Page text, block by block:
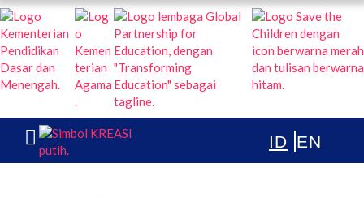
KREASI KOLABORASI UNTUK EDUKASI ANAK INDONESIA
TENTANG
PUBLIKASI